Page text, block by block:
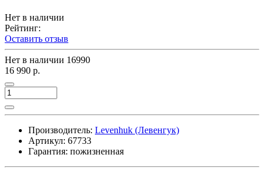
Нет в наличии
Рейтинг:
Оставить отзыв
Нет в наличии 16990
16 990 р.
Производитель: Levenhuk (Левенгук)
Артикул: 67733
Гарантия: пожизненная